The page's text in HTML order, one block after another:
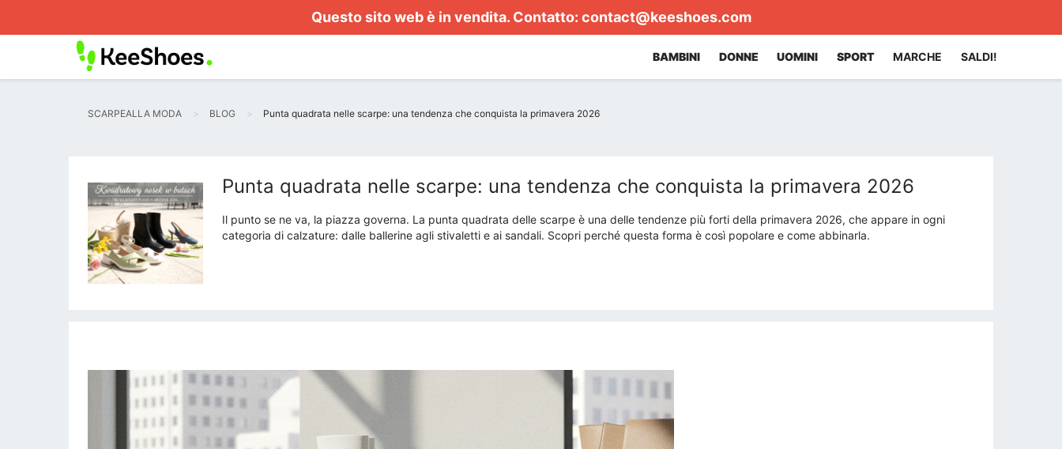
Questo sito web è in vendita. Contatto: contact@keeshoes.com
BAMBINI DONNE UOMINI SPORT MARCHE SALDI!
SCARPEALLA MODA BLOG Punta quadrata nelle scarpe: una tendenza che conquista la primavera 2026
Punta quadrata nelle scarpe: una tendenza che conquista la primavera 2026
Il punto se ne va, la piazza governa. La punta quadrata delle scarpe è una delle tendenze più forti della primavera 2026, che appare in ogni
categoria di calzature: dalle ballerine agli stivaletti e ai sandali. Scopri perché questa forma è così popolare e come abbinarla.